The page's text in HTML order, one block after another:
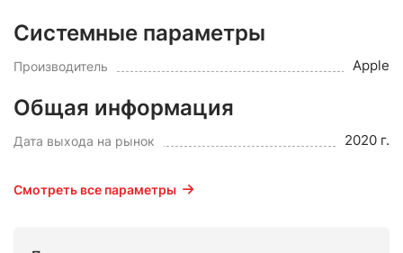
Системные параметры
Производитель Apple
Общая информация
Дата выхода на рынок 2020 г.
Смотреть все параметры